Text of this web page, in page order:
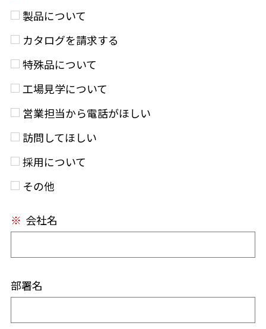
製品について
カタログを請求する
特殊品について
工場見学について
営業担当から電話がほしい
訪問してほしい
採用について
その他
※ 会社名
部署名